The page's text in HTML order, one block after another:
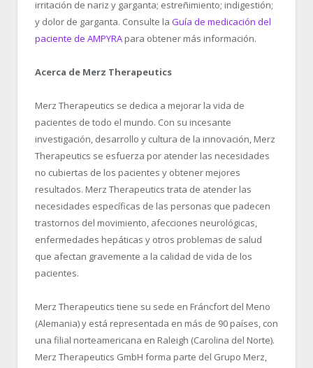
irritación de nariz y garganta; estreñimiento; indigestión;
y dolor de garganta. Consulte la Guía de medicación del
paciente de AMPYRA para obtener más información.
Acerca de Merz Therapeutics
Merz Therapeutics se dedica a mejorar la vida de
pacientes de todo el mundo. Con su incesante
investigación, desarrollo y cultura de la innovación, Merz
Therapeutics se esfuerza por atender las necesidades
no cubiertas de los pacientes y obtener mejores
resultados. Merz Therapeutics trata de atender las
necesidades específicas de las personas que padecen
trastornos del movimiento, afecciones neurológicas,
enfermedades hepáticas y otros problemas de salud
que afectan gravemente a la calidad de vida de los
pacientes.
Merz Therapeutics tiene su sede en Fráncfort del Meno
(Alemania) y está representada en más de 90 países, con
una filial norteamericana en Raleigh (Carolina del Norte).
Merz Therapeutics GmbH forma parte del Grupo Merz,